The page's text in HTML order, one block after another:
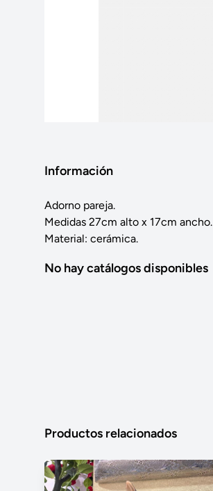
Información
Adorno pareja.
Medidas 27cm alto x 17cm ancho.
Material: cerámica.
No hay catálogos disponibles
Productos relacionados